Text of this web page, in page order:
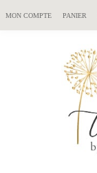
MON COMPTE PANIER